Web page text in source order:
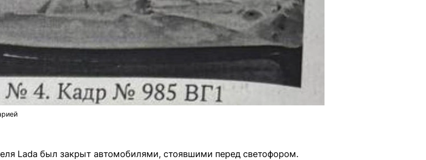
Lada был закрыт автомобилями, стоявшими перед светофором.